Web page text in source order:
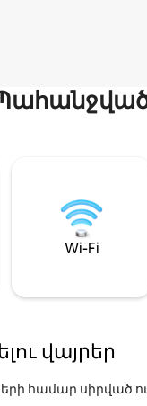
Wi-Fi
վայրեր
համար սիրված